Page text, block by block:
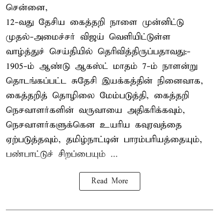
சென்னை,
12-வது தேசிய கைத்தறி நாளை முன்னிட்டு
முதல்-அமைச்சர் விஜய் வெளியிட்டுள்ள
வாழ்த்துச் செய்தியில் தெரிவித்திருப்பதாவது:-
1905-ம் ஆண்டு ஆகஸ்ட் மாதம் 7-ம் நாளன்று
தொடங்கப்பட்ட சுதேசி இயக்கத்தின் நினைவாக,
கைத்தறித் தொழிலை மேம்படுத்தி, கைத்தறி
நெசவாளர்களின் வருவாயை அதிகரிக்கவும்,
நெசவாளர்களுக்கென உயரிய கவுரவத்தை
ஏற்படுத்தவும், தமிழ்நாட்டின் பாரம்பரியத்தையும்,
பண்பாட்டுச் சிறப்பையும் ...
Read More